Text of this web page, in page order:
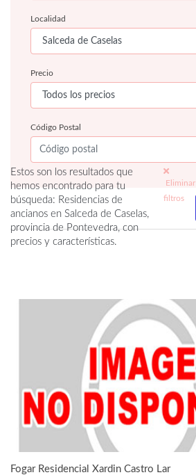
Localidad
Precio
Código Postal
Estos son los resultados que
hemos encontrado para tu
búsqueda: Residencias de
ancianos en Salceda de Caselas,
provincia de Pontevedra, con
precios y características.
Eliminar
filtros
Fogar Residencial Xardin Castro Lar